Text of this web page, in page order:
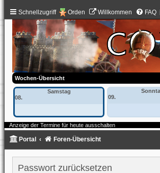
Schnellzugriff Orden Willkommen FAQ
Wochen-Übersicht
Samstag
08.
09.
Anzeige der Termine für heute ausschalten
Portal Foren-Übersicht
Passwort zurücksetzen